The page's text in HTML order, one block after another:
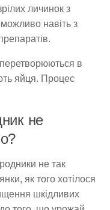
личинок з
навіть з
в
яйця. Процес
не
не так
як того хотілося
шкідливих